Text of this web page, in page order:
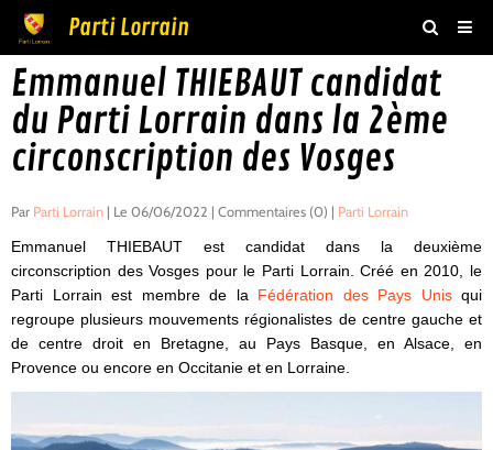
Parti Lorrain
Accueil
Actualités
Agenda
Boutique
Vidéos
Livre d'or
Adhésion
Emmanuel THIEBAUT candidat
du Parti Lorrain dans la 2ème
circonscription des Vosges
Par Parti Lorrain | Le 06/06/2022 | Commentaires (0) | Parti Lorrain
Emmanuel THIEBAUT est candidat dans la deuxième
circonscription des Vosges pour le Parti Lorrain. Créé en 2010, le
Parti Lorrain est membre de la Fédération des Pays Unisqui
regroupe plusieurs mouvements régionalistes de centre gauche et
de centre droit en Bretagne, au Pays Basque, en Alsace, en
Provence ou encore en Occitanie et en Lorraine.